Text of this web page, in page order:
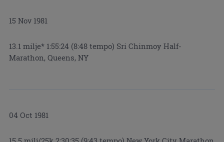
15 Nov 1981
13.1 milje* 1:55:24 (8:48 tempo) Sri Chinmoy Half-
Marathon, Queens, NY
04 Oct 1981